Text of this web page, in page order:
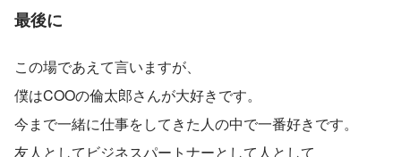
最後に
この場であえて言いますが、
僕はCOOの倫太郎さんが大好きです。
今まで一緒に仕事をしてきた人の中で一番好きです。
友人としてビジネスパートナーとして人として